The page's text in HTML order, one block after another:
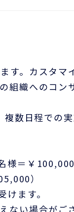
す。カスタマ
組織へのコン
数日程での
＝￥100,000
）
ます。
い場合がご